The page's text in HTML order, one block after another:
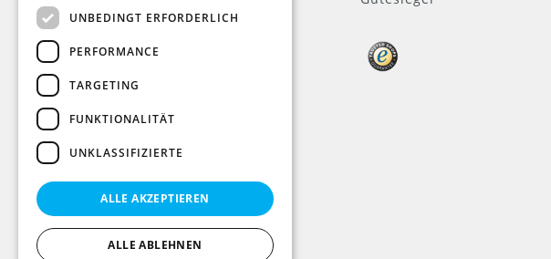
Impressum
Kundeninformationen
Datenschutz
Widerruf
Mehrwertsteuer
Information
Sitemap
UNBEDINGT ERFORDERLICH
PERFORMANCE
TARGETING
FUNKTIONALITÄT
UNKLASSIFIZIERTE
ALLE AKZEPTIEREN
ALLE ABLEHNEN